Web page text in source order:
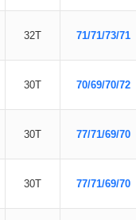
32T 71/71/73/71
30T 70/69/70/72
30T 77/71/69/70
30T 77/71/69/70